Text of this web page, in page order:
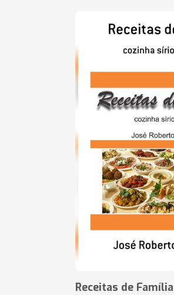
Receitas de Família